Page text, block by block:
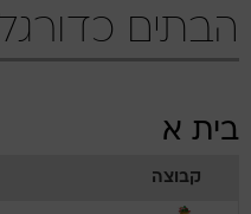
הבתים
בית א
קבוצה